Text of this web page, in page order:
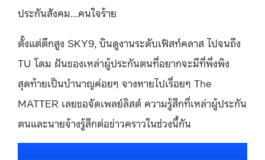
ประกันสังคม…คนใจร้าย
ตั้งแต่ตึกสูง SKY9, บินดูงานระดับเฟิสท์คลาส ไปจนถึง
TU โดม ฝันของเหล่าผู้ประกันตนที่อยากจะมีที่พึ่งพิง
สุดท้ายเป็นบำนาญค่อยๆ จางหายไปเรื่อยๆ The
MATTER เลยขอจัดเพลย์ลิสต์ ความรู้สึกที่เหล่าผู้ประกัน
ตนและนายจ้างรู้สึกต่อข่าวคราวในช่วงนี้กัน